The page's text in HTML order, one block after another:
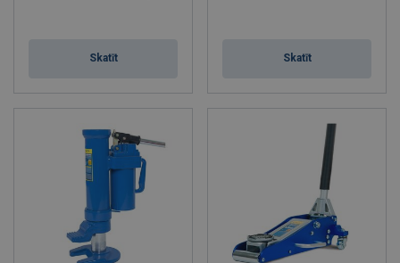
Skatīt Skatīt